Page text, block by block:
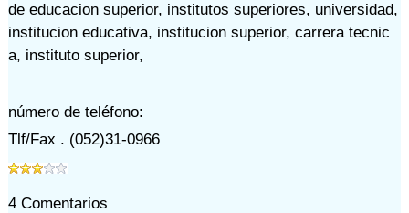
de educacion superior, institutos superiores, universidad,
institucion educativa, institucion superior, carrera tecnic
a, instituto superior,
número de teléfono:
Tlf/Fax . (052)31-0966
4Comentarios